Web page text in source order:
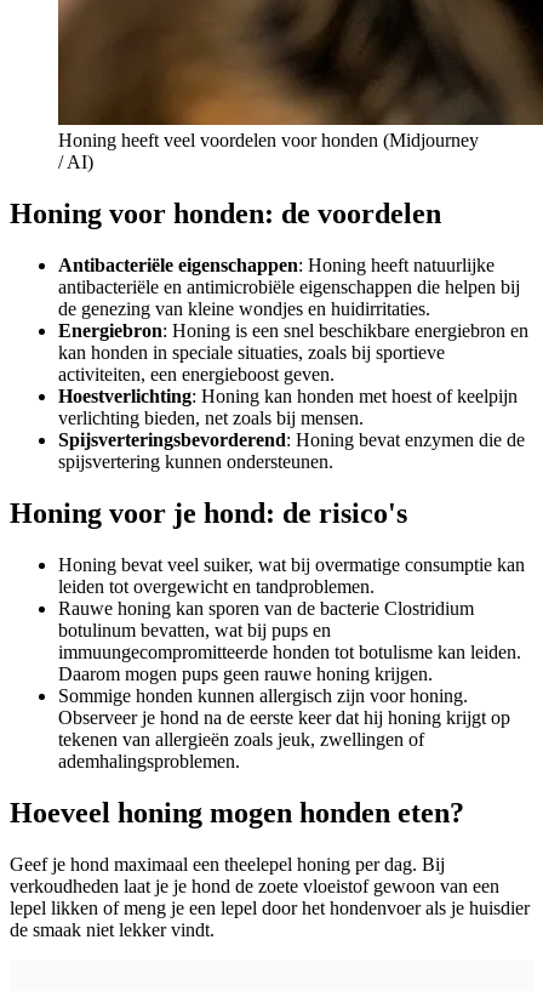
Honing heeft veel voordelen voor honden (Midjourney
/ AI)
Honing voor honden: de voordelen
Antibacteriële eigenschappen: Honing heeft natuurlijke
antibacteriële en antimicrobiële eigenschappen die helpen bij
de genezing van kleine wondjes en huidirritaties.
Energiebron: Honing is een snel beschikbare energiebron en
kan honden in speciale situaties, zoals bij sportieve
activiteiten, een energieboost geven.
Hoestverlichting: Honing kan honden met hoest of keelpijn
verlichting bieden, net zoals bij mensen.
Spijsverteringsbevorderend: Honing bevat enzymen die de
spijsvertering kunnen ondersteunen.
Honing voor je hond: de risico's
Honing bevat veel suiker, wat bij overmatige consumptie kan
leiden tot overgewicht en tandproblemen.
Rauwe honing kan sporen van de bacterie Clostridium
botulinum bevatten, wat bij pups en
immuungecompromitteerde honden tot botulisme kan leiden.
Daarom mogen pups geen rauwe honing krijgen.
Sommige honden kunnen allergisch zijn voor honing.
Observeer je hond na de eerste keer dat hij honing krijgt op
tekenen van allergieën zoals jeuk, zwellingen of
ademhalingsproblemen.
Hoeveel honing mogen honden eten?
Geef je hond maximaal een theelepel honing per dag. Bij
verkoudheden laat je je hond de zoete vloeistof gewoon van een
lepel likken of meng je een lepel door het hondenvoer als je huisdier
de smaak niet lekker vindt.